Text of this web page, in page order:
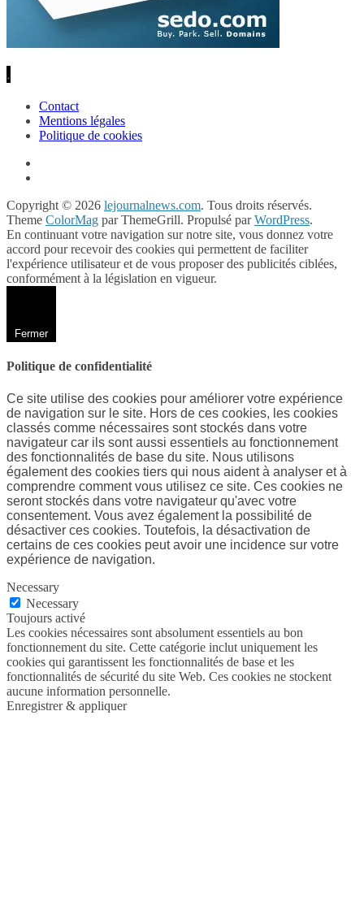
.
Contact
Mentions légales
Politique de cookies
Copyright © 2026 lejournalnews.com. Tous droits réservés.
Theme ColorMag par ThemeGrill. Propulsé parWordPress.
En continuant votre navigation sur notre site, vous donnez votre
accord pour recevoir des cookies qui permettent de faciliter
l'expérience utilisateur et de vous proposer des publicités ciblées,
conformément à la législation en vigueur.
Fermer
Politique de confidentialité
Ce site utilise des cookies pour améliorer votre expérience
de navigation sur le site. Hors de ces cookies, les cookies
classés comme nécessaires sont stockés dans votre
navigateur car ils sont aussi essentiels au fonctionnement
des fonctionnalités de base du site. Nous utilisons
également des cookies tiers qui nous aident à analyser et à
comprendre comment vous utilisez ce site. Ces cookies ne
seront stockés dans votre navigateur qu'avec votre
consentement. Vous avez également la possibilité de
désactiver ces cookies. Toutefois, la désactivation de
certains de ces cookies peut avoir une incidence sur votre
expérience de navigation.
Necessary
Necessary
Toujours activé
Les cookies nécessaires sont absolument essentiels au bon
fonctionnement du site. Cette catégorie inclut uniquement les
cookies qui garantissent les fonctionnalités de base et les
fonctionnalités de sécurité du site Web. Ces cookies ne stockent
aucune information personnelle.
Enregistrer & appliquer